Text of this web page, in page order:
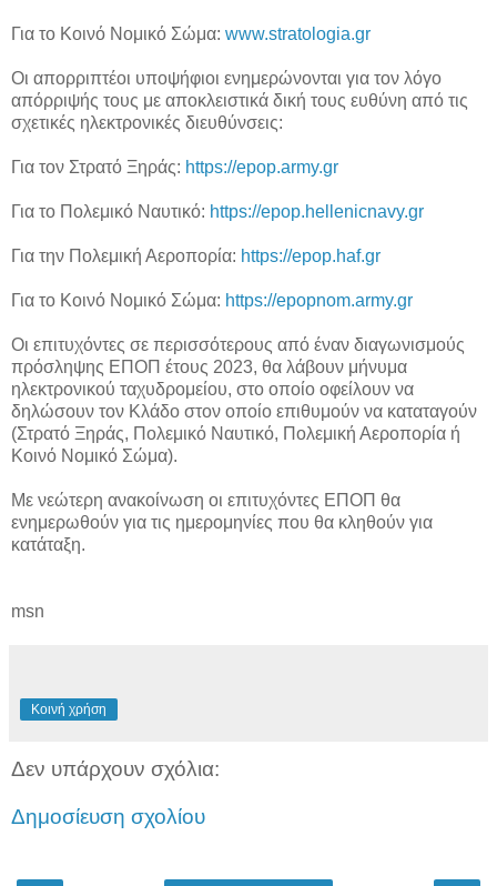
Για το Κοινό Νομικό Σώμα: www.stratologia.gr
Οι απορριπτέοι υποψήφιοι ενημερώνονται για τον λόγο
απόρριψής τους με αποκλειστικά δική τους ευθύνη από τις
σχετικές ηλεκτρονικές διευθύνσεις:
Για τον Στρατό Ξηράς: https://epop.army.gr
Για το Πολεμικό Ναυτικό: https://epop.hellenicnavy.gr
Για την Πολεμική Αεροπορία: https://epop.haf.gr
Για το Κοινό Νομικό Σώμα: https://epopnom.army.gr
Οι επιτυχόντες σε περισσότερους από έναν διαγωνισμούς
πρόσληψης ΕΠΟΠ έτους 2023, θα λάβουν μήνυμα
ηλεκτρονικού ταχυδρομείου, στο οποίο οφείλουν να
δηλώσουν τον Κλάδο στον οποίο επιθυμούν να καταταγούν
(Στρατό Ξηράς, Πολεμικό Ναυτικό, Πολεμική Αεροπορία ή
Κοινό Νομικό Σώμα).
Με νεώτερη ανακοίνωση οι επιτυχόντες ΕΠΟΠ θα
ενημερωθούν για τις ημερομηνίες που θα κληθούν για
κατάταξη.
msn
Κοινή χρήση
Δεν υπάρχουν σχόλια:
Δημοσίευση σχολίου